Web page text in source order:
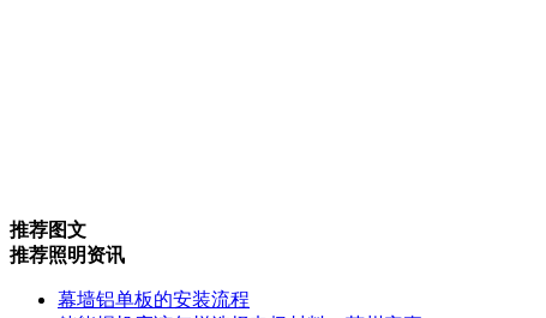
推荐图文
推荐照明资讯
幕墙铝单板的安装流程